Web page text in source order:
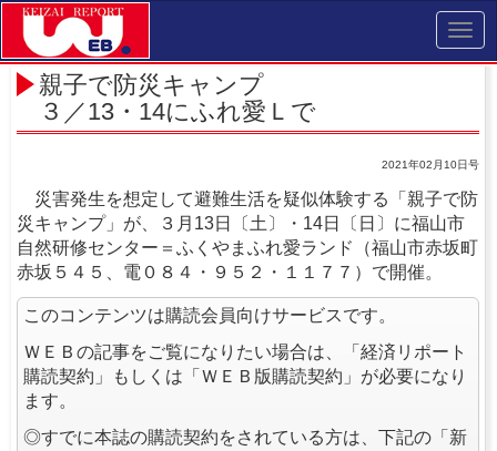
親子で防災キャンプ
３／13・14にふれ愛Ｌで
2021年02月10日号
災害発生を想定して避難生活を疑似体験する「親子で防
災キャンプ」が、３月13日〔土〕・14日〔日〕に福山市
自然研修センター＝ふくやまふれ愛ランド（福山市赤坂町
赤坂５４５、電０８４・９５２・１１７７）で開催。
このコンテンツは購読会員向けサービスです。
ＷＥＢの記事をご覧になりたい場合は、「経済リポート
購読契約」もしくは「ＷＥＢ版購読契約」が必要になり
ます。
◎すでに本誌の購読契約をされている方は、下記の「新